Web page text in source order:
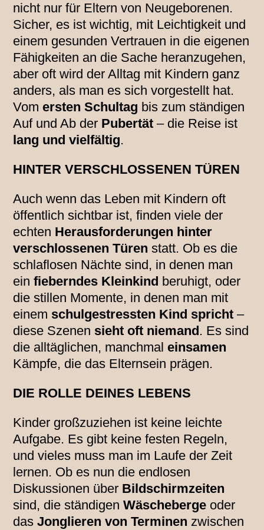
nicht nur für Eltern von Neugeborenen.
Sicher, es ist wichtig, mit Leichtigkeit und
einem gesunden Vertrauen in die eigenen
Fähigkeiten an die Sache heranzugehen,
aber oft wird der Alltag mit Kindern ganz
anders, als man es sich vorgestellt hat.
Vomersten Schultag bis zum ständigen
Auf und Ab der Pubertät – die Reise ist
lang und vielfältig.
HINTER VERSCHLOSSENEN TÜREN
Auch wenn das Leben mit Kindern oft
öffentlich sichtbar ist, finden viele der
echten Herausforderungen hinter
verschlossenen Türen statt. Ob es die
schlaflosen Nächte sind, in denen man
einfieberndes Kleinkind beruhigt, oder
die stillen Momente, in denen man mit
einem schulgestressten Kind spricht –
diese Szenen sieht oft niemand . Es sind
die alltäglichen, manchmaleinsamen
Kämpfe, die das Elternsein prägen.
DIE ROLLE DEINES LEBENS
Kinder großzuziehen ist keine leichte
Aufgabe. Es gibt keine festen Regeln,
und vieles muss man im Laufe der Zeit
lernen. Ob es nun die endlosen
Diskussionen über Bildschirmzeiten
sind, die ständigenWäscheberge oder
dasJonglieren von Terminenzwischen